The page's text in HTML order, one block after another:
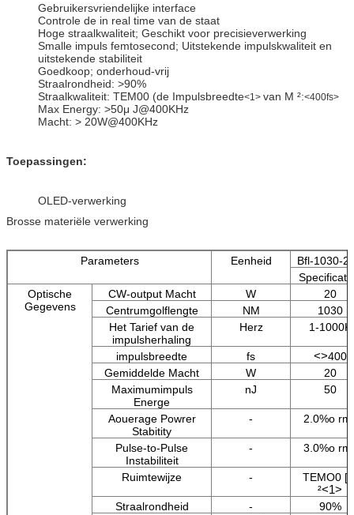
Gebruikersvriendelijke interface
Controle de in real time van de staat
Hoge straalkwaliteit; Geschikt voor precisieverwerking
Smalle impuls femtosecond; Uitstekende impulskwaliteit en
uitstekende stabiliteit
Goedkoop; onderhoud-vrij
Straalrondheid: >90%
Straalkwaliteit: TEM00 (de Impulsbreedte<1> van M ²:<400fs>
Max Energy: >50μ J@400KHz
Macht: > 20W@400KHz
Toepassingen:
OLED-verwerking
Brosse materiële verwerking
Parameters Eenheid
Bfl-1030-
Optische
Gegevens
CW-output Macht W
20
Centrumgolflengte
NM
1030
Het Tarief van de
impulsherhaling
Herz 1-1000K
impulsbreedte fs <>400
Gemiddelde Macht
W
20
Maximumimpuls
Energe
nJ 50
Aouerage Powrer
Stabitity
- 2.0%o
Pulse-to-Pulse
Instabiliteit
- 3.0%o
Ruimtewijze -
TEMO0
²<1>
Straalrondheid -
90%